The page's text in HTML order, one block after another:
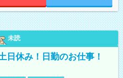
未読
日休み！日勤のお仕事！